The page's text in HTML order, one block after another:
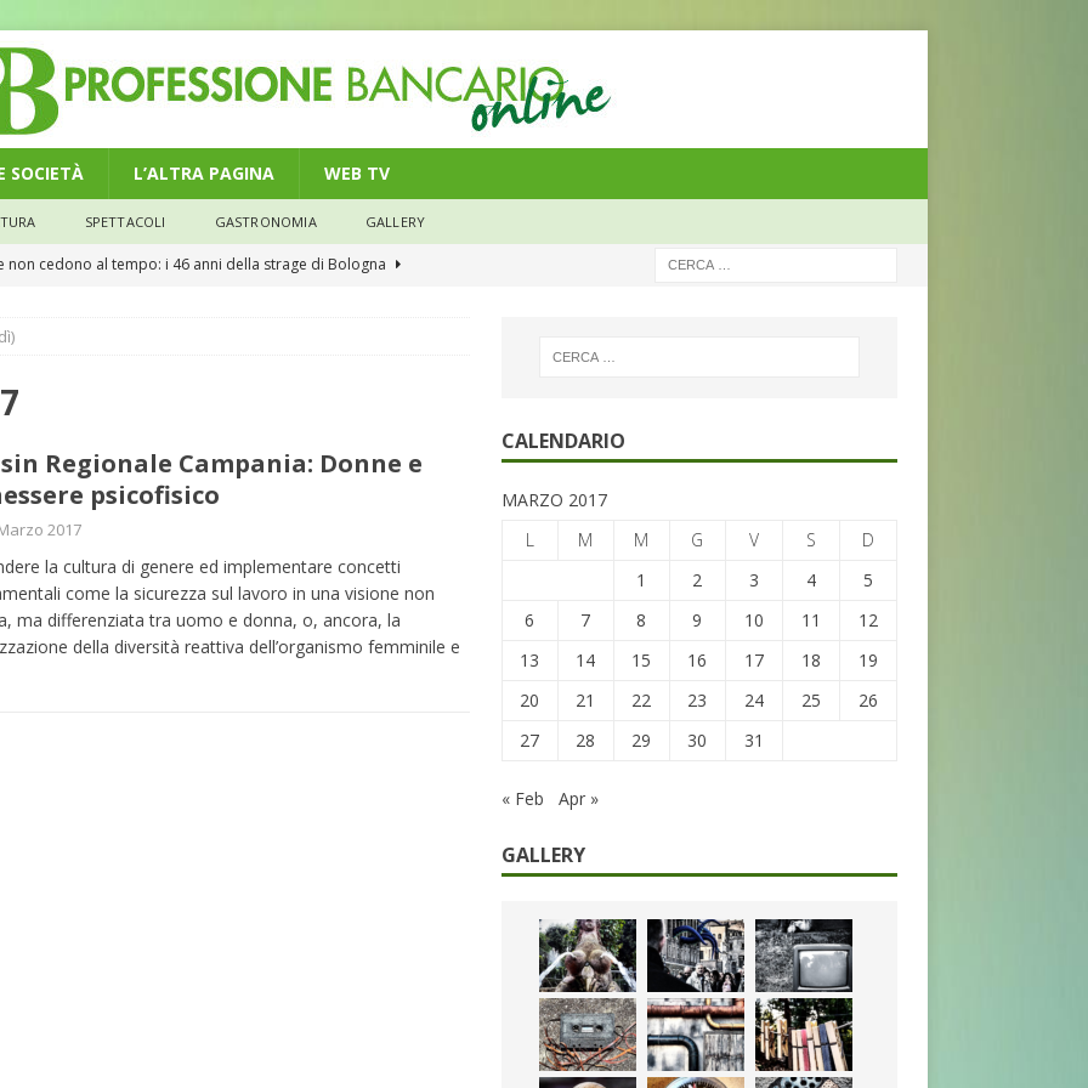
SOCIETÀ L’ALTRA PAGINA WEB TV
SPETTACOLI GASTRONOMIA GALLERY
non cedono al tempo: i 46 anni della strage di Bologna
modello di equilibrio nel credito. Debiti più leggeri e rate sotto
e il credito: più finanziamenti della media nazionale, ma rate e
num.16/2026 – Legge di Bilancio 2026 – Il nuovo limite di 5000
in denaro, ma anche i benefit aziendali
caregiver: la sfida quotidiana dell’assistenza tra ferie e rinunce
Regionale Campania: Donne e
psicofisico
2017
la cultura di genere ed implementare concetti
come la sicurezza sul lavoro in una visione non
ma differenziata tra uomo e donna, o, ancora, la
della diversità reattiva dell’organismo femminile e
CALENDARIO
MARZO 2017
L
M M G V S
D
1
2 3 4
5
6
7 8 9 10 11
12
13
14 15 16 17 18
19
20
21 22 23 24 25
26
27
28 29 30 31
« Feb Apr »
GALLERY